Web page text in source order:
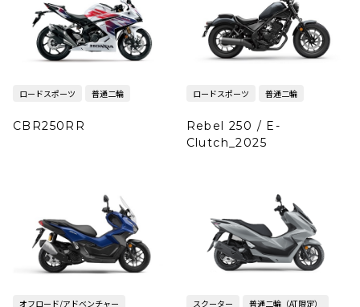
ロードスポーツ 普通二輪
CBR250RR
ロードスポーツ 普通二輪
Rebel 250 / E-
Clutch_2025
オフロード/アドベンチャー
スクーター 普通二輪（AT限定）